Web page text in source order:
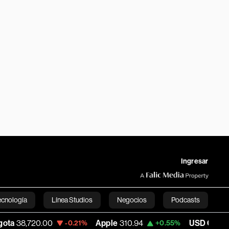
Ingresar
Línea Studios Negocios Podcasts
English
-0.21% Apple 310.94 +0.55% USD COP 3,175.95